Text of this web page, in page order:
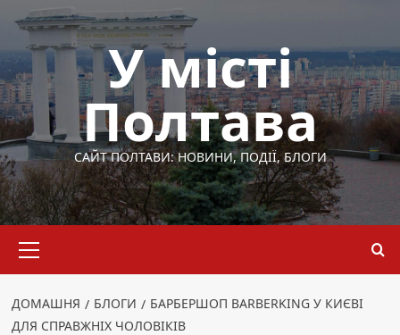
Перейти
вмісту
У місті
Полтава
САЙТ ПОЛТАВИ: НОВИНИ, ПОДІЇ, БЛОГИ
меню
ДОМАШНЯ БЛОГИ
БАРБЕРШОП BARBERKING У КИЄВІ
ДЛЯ СПРАВЖНІХ ЧОЛОВІКІВ